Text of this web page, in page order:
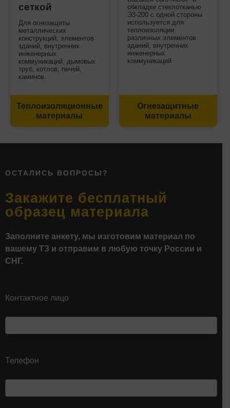
сеткой
Для огнезащиты
металлических
конструкций, элементов
зданий, внутренних
инженерных
коммуникаций, дымовых
труб, котлов, печей,
каминов.
Теплоизоляционные
материалы
обкладке стеклотканью
Э3-200 с одной стороны
используется для
теплоизоляции
различных элементов
зданий, внутренних
инженерных
коммуникаций
Огнезащитные
материалы
ОСТАЛИСЬ ВОПРОСЫ?
Закажите бесплатный
образец материала
Заполните анкету, мы изготовим материал по
вашему ТЗ и отправим в любую точку России и
СНГ.
Контактное лицо
Телефон